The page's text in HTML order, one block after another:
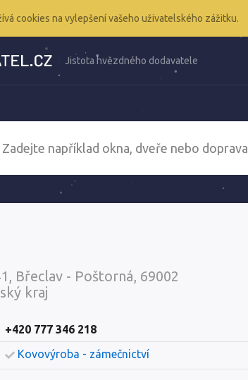
cookies na vylepšení vašeho uživatelského zážitku.
Jistota hvězdného dodavatele
Břeclav - Poštorná, 69002
kraj
+420 777 346 218
Kovovýroba - zámečnictví